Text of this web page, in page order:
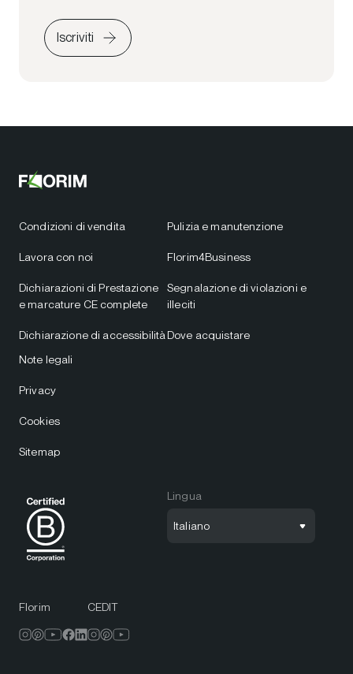
Iscriviti
Condizioni di vendita
Lavora con noi
Dichiarazioni di Prestazione
e marcature CE complete
Dichiarazione di accessibilità
Pulizia e manutenzione
Florim4Business
Segnalazione di violazioni e
illeciti
Dove acquistare
Note legali
Privacy
Cookies
Sitemap
Lingua
Italiano
Florim CEDIT